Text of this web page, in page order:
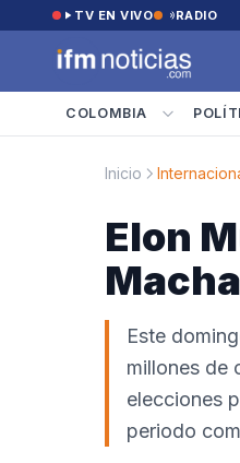
Saltar al contenido
TV EN VIVO RADIO
COLOMBIA
Inicio
Elon
Este
millones de
elecciones
periodo